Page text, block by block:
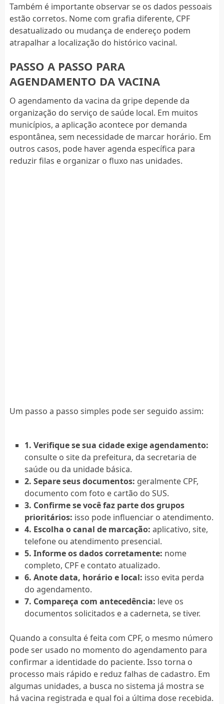
Também é importante observar se os dados pessoais
estão corretos. Nome com grafia diferente, CPF
desatualizado ou mudança de endereço podem
atrapalhar a localização do histórico vacinal.
PASSO A PASSO PARA
AGENDAMENTO DA VACINA
O agendamento da vacina da gripe depende da
organização do serviço de saúde local. Em muitos
municípios, a aplicação acontece por demanda
espontânea, sem necessidade de marcar horário. Em
outros casos, pode haver agenda específica para
reduzir filas e organizar o fluxo nas unidades.
Um passo a passo simples pode ser seguido assim:
1. Verifique se sua cidade exige agendamento:
consulte o site da prefeitura, da secretaria de
saúde ou da unidade básica.
2. Separe seus documentos: geralmente CPF,
documento com foto e cartão do SUS.
3. Confirme se você faz parte dos grupos
prioritários: isso pode influenciar o atendimento.
4. Escolha o canal de marcação: aplicativo, site,
telefone ou atendimento presencial.
5. Informe os dados corretamente: nome
completo, CPF e contato atualizado.
6. Anote data, horário e local: isso evita perda
do agendamento.
7. Compareça com antecedência: leve os
documentos solicitados e a caderneta, se tiver.
Quando a consulta é feita com CPF, o mesmo número
pode ser usado no momento do agendamento para
confirmar a identidade do paciente. Isso torna o
processo mais rápido e reduz falhas de cadastro. Em
algumas unidades, a busca no sistema já mostra se
há vacina registrada e qual foi a última dose recebida.